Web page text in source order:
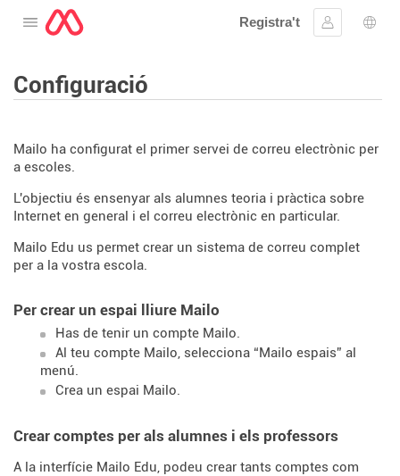
Obre el menú
Registra't
Inicia la
Configuració
Mailo ha configurat el primer servei de correu electrònic per
a escoles.
L'objectiu és ensenyar als alumnes teoria i pràctica sobre
Internet en general i el correu electrònic en particular.
Mailo Edu us permet crear un sistema de correu complet
per a la vostra escola.
Per crear un espai lliure Mailo
Has de tenir un compte Mailo.
Al teu compte Mailo, selecciona “Mailo espais” al
menú.
Crea un espai Mailo.
Crear comptes per als alumnes i els professors
A la interfície Mailo Edu, podeu crear tants comptes com